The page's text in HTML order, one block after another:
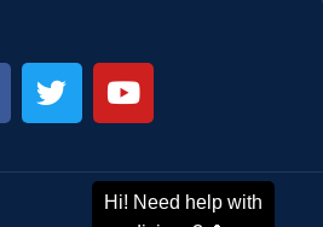
배송 시스템: